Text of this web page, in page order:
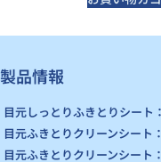
製品情報
目元しっとりふきとりシート
目元ふきとりクリーンシート
目元ふきとりクリーンシート